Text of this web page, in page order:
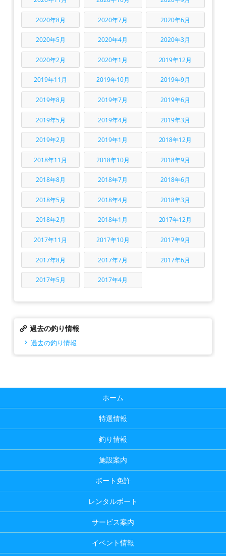
2020年8月 2020年7月 2020年6月
2020年5月 2020年4月 2020年3月
2020年2月 2020年1月 2019年12月
2019年11月 2019年10月 2019年9月
2019年8月 2019年7月 2019年6月
2019年5月 2019年4月 2019年3月
2019年2月 2019年1月 2018年12月
2018年11月 2018年10月 2018年9月
2018年8月 2018年7月 2018年6月
2018年5月 2018年4月 2018年3月
2018年2月 2018年1月 2017年12月
2017年11月 2017年10月 2017年9月
2017年8月 2017年7月 2017年6月
2017年5月 2017年4月
過去の釣り情報
過去の釣り情報
ホーム
特選情報
釣り情報
施設案内
ボート免許
レンタルボート
サービス案内
イベント情報